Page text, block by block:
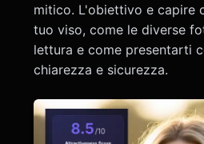
mitico. L'obiettivo e capire
tuo viso, come le diverse
lettura e come presentarti
chiarezza e sicurezza.